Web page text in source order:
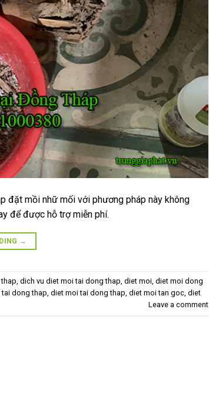
đặt mồi nhữ mối với phương pháp này không
để được hỗ trợ miễn phí.
→
, dich vu diet moi tai dong thap, diet moi, diet moi dong
dong thap, diet moi tai dong thap, diet moi tan goc, diet
Leave a comment